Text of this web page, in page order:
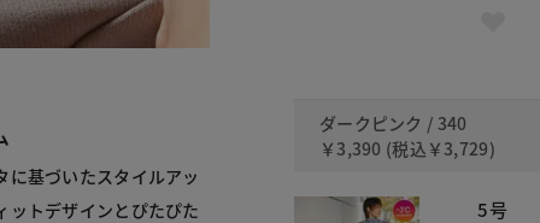
に基づいたスタイルアッ
ットデザインとぴたぴた
ダークピンク / 340
￥3,390 (税込 ￥3,729)
5号